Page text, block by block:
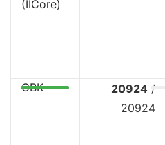
(IICore)
GBK 20924 /
20924